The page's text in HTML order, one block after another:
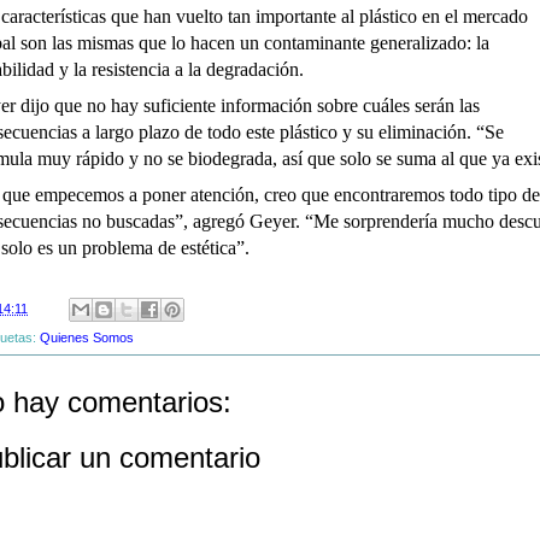
que han vuelto tan importante al plástico en el mercado
son las mismas que lo hacen un contaminante generalizado: la
y la resistencia a la degradación.
dijo que no hay suficiente información sobre cuáles serán las
a largo plazo de todo este plástico y su eliminación. “Se
muy rápido y no se biodegrada, así que solo se suma al que ya
empecemos a poner atención, creo que encontraremos todo tipo de
no buscadas”, agregó Geyer. “Me sorprendería mucho
es un problema de estética”.
Quienes Somos
hay comentarios:
un comentario